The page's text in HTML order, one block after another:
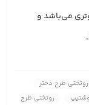
می‌باشد و
روتختی طرح دختر
روتختی طرح